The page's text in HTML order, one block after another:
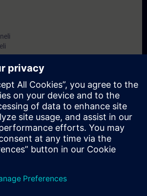
ingen arrangementer
for kurset, så får du beskjed når nye